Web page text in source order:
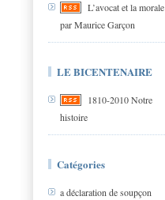
L’avocat et la morale
par Maurice Garçon
LE BICENTENAIRE
1810-2010 Notre
histoire
Catégories
a déclaration de soupçon